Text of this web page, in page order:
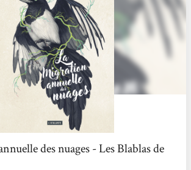
des nuages - Les Blablas de